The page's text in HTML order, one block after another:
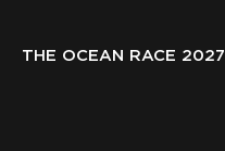
THE OCEAN RACE 2027